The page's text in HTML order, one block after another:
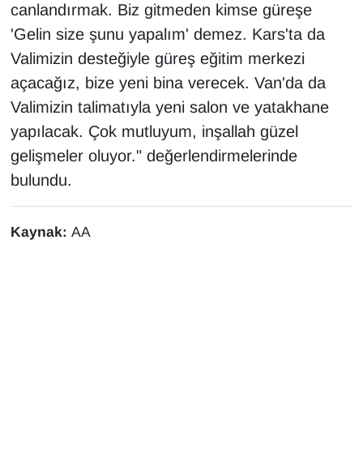
canlandırmak. Biz gitmeden kimse güreşe
'Gelin size şunu yapalım' demez. Kars'ta da
Valimizin desteğiyle güreş eğitim merkezi
açacağız, bize yeni bina verecek. Van'da da
Valimizin talimatıyla yeni salon ve yatakhane
yapılacak. Çok mutluyum, inşallah güzel
gelişmeler oluyor." değerlendirmelerinde
bulundu.
Kaynak: AA